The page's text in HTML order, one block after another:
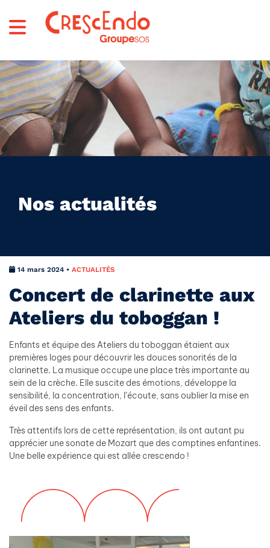
Nos actualités
14 mars 2024 • ACTUALITÉS
Concert de clarinette aux
Ateliers du toboggan !
Enfants et équipe des Ateliers du toboggan étaient aux
premières loges pour découvrir les douces sonorités de la
clarinette. La musique occupe une place très importante au
sein de la crèche. Elle suscite des émotions, développe la
sensibilité, la concentration, l’écoute, sans oublier la mise en
éveil des sens des enfants.
Très attentifs lors de cette représentation, ils ont autant pu
apprécier une sonate de Mozart que des comptines enfantines.
Une belle expérience qui est allée crescendo !